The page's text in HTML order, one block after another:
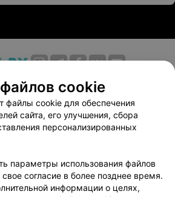
проекта
Размещение рекламы
Публичный договор
соглашение
Способы оплаты
Партнеры
в поддержку
настройки cookie
cookie
файлы cookie для обеспечения
сайта, его улучшения, сбора
персонализированных
параметры использования файлов
согласие в более позднее время.
информации о целях,